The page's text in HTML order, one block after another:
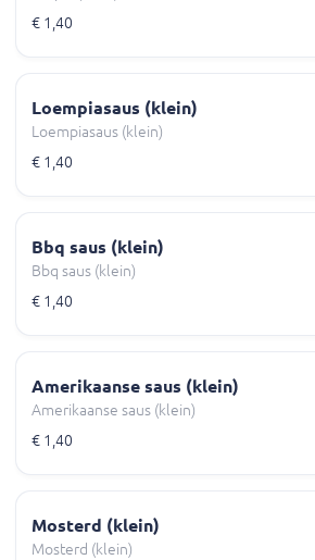
€ 1,40
Loempiasaus (klein)
Loempiasaus (klein)
€ 1,40
Bbq saus (klein)
Bbq saus (klein)
€ 1,40
Amerikaanse saus (klein)
Amerikaanse saus (klein)
€ 1,40
Mosterd (klein)
Mosterd (klein)